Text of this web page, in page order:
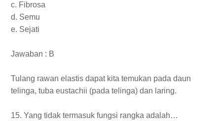
c. Fibrosa
d. Semu
e. Sejati
Jawaban : B
Tulang rawan elastis dapat kita temukan pada daun
telinga, tuba eustachii (pada telinga) dan laring.
15. Yang tidak termasuk fungsi rangka adalah…